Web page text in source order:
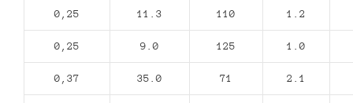
0,25 11.3 110 1.2
0,25 9.0 125 1.0
0,37 35.0 71 2.1